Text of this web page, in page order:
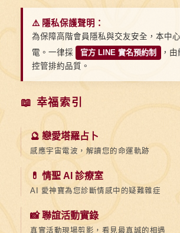
⚠️ 隱私保護聲明：
為保障高階會員隱私與交友安全，本中
電。一律採
官方 LINE 實名預約制
，
控管排約品質。
📖 幸福索引
🔮 戀愛塔羅占卜
感應宇宙電波，解讀您的命運軌跡
💊 情聖 AI 診療室
AI 愛神寶為您診斷情感中的疑難雜症
📸 聯誼活動實錄
真實活動現場剪影，看見最真誠的相遇